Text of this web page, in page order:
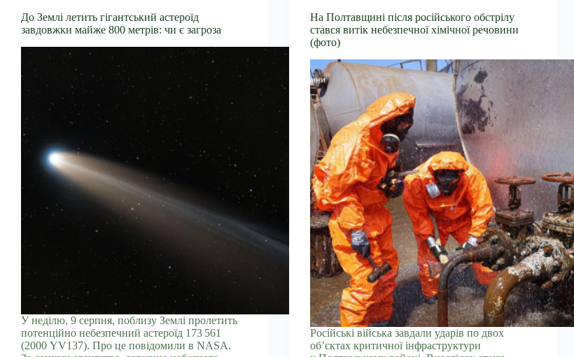
До Землі летить гігантський астероїд
завдовжки майже 800 метрів: чи є загроза
У неділю, 9 серпня, поблизу Землі пролетить
потенційно небезпечний астероїд 173 561
(2000 YV137). Про це повідомили в NASA.
На Полтавщині після російського обстрілу
стався витік небезпечної хімічної речовини
(фото)
Російські війська завдали ударів по двох
об’єктах критичної інфраструктури